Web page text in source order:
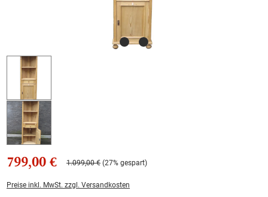
799,00 € 1.099,00 € (27% gespart)
Preise inkl. MwSt. zzgl. Versandkosten